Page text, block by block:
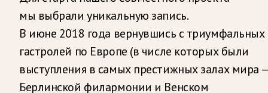
мы выбрали уникальную запись.
В июне 2018 года вернувшись с триумфальных
гастролей по Европе (в числе которых были
выступления в самых престижных залах мира
Берлинской филармонии и Венском